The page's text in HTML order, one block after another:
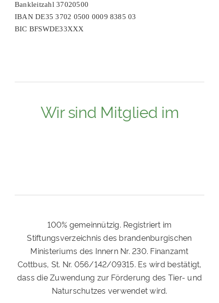
Bankleitzahl 37020500
IBAN DE35 3702 0500 0009 8385 03
BIC BFSWDE33XXX
Wir sind Mitglied im
100% gemeinnützig. Registriert im
Stiftungsverzeichnis des brandenburgischen
Ministeriums des Innern Nr. 230. Finanzamt
Cottbus, St. Nr. 056/142/09315. Es wird bestätigt,
dass die Zuwendung zur Förderung des Tier- und
Naturschutzes verwendet wird.